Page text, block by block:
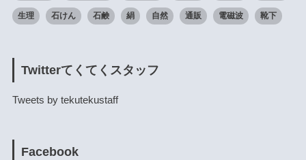
生理 石けん 石鹸 絹 自然 通販 電磁波 靴下
Twitterてくてくスタッフ
Tweets by tekutekustaff
Facebook